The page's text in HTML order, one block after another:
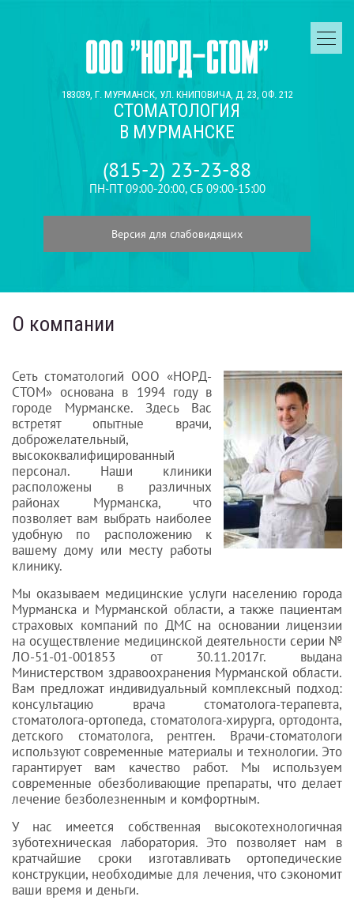
ООО "НОРД-СТОМ"
183039, Г. МУРМАНСК, УЛ. КНИПОВИЧА, Д. 23, ОФ. 212
СТОМАТОЛОГИЯ
В МУРМАНСКЕ
(815-2) 23-23-88
ПН-ПТ 09:00-20:00, СБ 09:00-15:00
Версия для слабовидящих
О компании
Сеть стоматологий ООО «НОРД-
СТОМ» основана в 1994 году в
городе Мурманске. Здесь Вас
встретят опытные врачи,
доброжелательный,
высококвалифицированный
персонал. Наши клиники
расположены в различных
районах Мурманска, что
позволяет вам выбрать наиболее
удобную по расположению к
вашему дому или месту работы
клинику.
Мы оказываем медицинские услуги населению города
Мурманска и Мурманской области, а также пациентам
страховых компаний по ДМС на основании лицензии
на осуществление медицинской деятельности серии №
ЛО-51-01-001853 от 30.11.2017г. выдана
Министерством здравоохранения Мурманской области.
Вам предложат индивидуальный комплексный подход:
консультацию врача стоматолога-терапевта,
стоматолога-ортопеда, стоматолога-хирурга, ортодонта,
детского стоматолога, рентген. Врачи-стоматологи
используют современные материалы и технологии. Это
гарантирует вам качество работ. Мы используем
современные обезболивающие препараты, что делает
лечение безболезненным и комфортным.
У нас имеется собственная высокотехнологичная
зуботехническая лаборатория. Это позволяет нам в
кратчайшие сроки изготавливать ортопедические
конструкции, необходимые для лечения, что сэкономит
ваши время и деньги.